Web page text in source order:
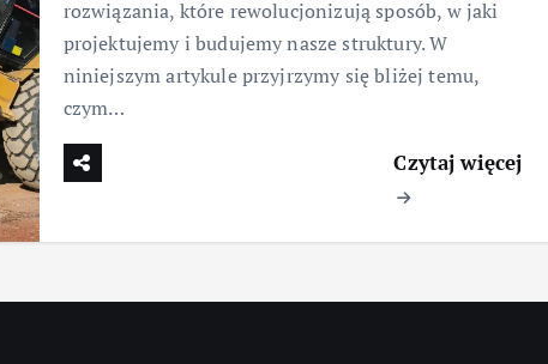
rozwiązania, które rewolucjonizują sposób, w jaki
projektujemy i budujemy nasze struktury. W
niniejszym artykule przyjrzymy się bliżej temu,
czym…
Czytaj więcej